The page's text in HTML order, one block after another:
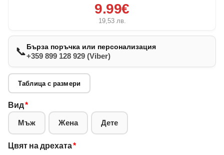
9.99€
19,53 лв.
📞Бърза поръчка или персонализация
+359 899 128 929 (Viber)
Таблица с размери
Вид*
Мъж Жена Дете
Цвят на дрехата*